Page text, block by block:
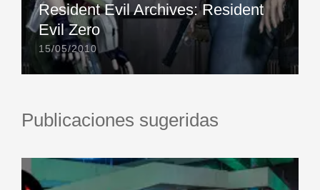
Resident Evil Archives: Resident
Evil Zero
15/05/2010
Publicaciones sugeridas